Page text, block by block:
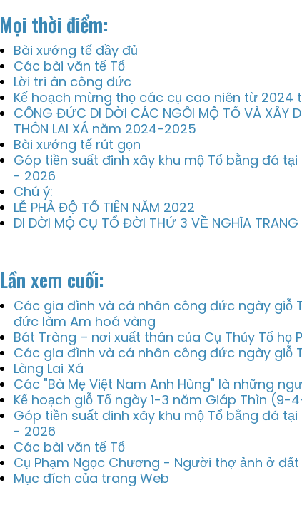
Mọi thời điểm:
Bài xướng tế đầy đủ
Các bài văn tế Tổ
Lời tri ân công đức
Kế hoạch mừng thọ các cụ cao niên từ 2024
CÔNG ĐỨC DI DỜI CÁC NGÔI MỘ TỔ VÀ XÂY
THÔN LAI XÁ năm 2024-2025
Bài xướng tế rút gọn
Góp tiền suất đinh xây khu mộ Tổ bằng đá
- 2026
Chú ý:
LỄ PHẢ ĐỘ TỔ TIÊN NĂM 2022
DI DỜI MỘ CỤ TỔ ĐỜI THỨ 3 VỀ NGHĨA
Lần xem cuối:
Các gia đình và cá nhân công đức ngày giỗ
đức làm Am hoá vàng
Bát Tràng – nơi xuất thân của Cụ Thủy Tổ họ
Các gia đình và cá nhân công đức ngày giỗ
Làng Lai Xá
Các "Bà Mẹ Việt Nam Anh Hùng" là những
Kế hoạch giỗ Tổ ngày 1-3 năm Giáp Thìn (9-
Góp tiền suất đinh xây khu mộ Tổ bằng đá
- 2026
Các bài văn tế Tổ
Cụ Phạm Ngọc Chương - Người thợ ảnh ở
Mục đích của trang Web